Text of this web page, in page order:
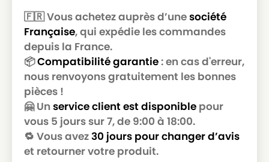
🇫🇷 Vous achetez auprès d’unesociété
Française, qui expédie les commandes
depuis la France.
📦Compatibilité garantie: en cas d'erreur,
nous renvoyons gratuitement les bonnes
pièces !
🤗 Un service client est disponible pour
vous 5 jours sur 7, de 9:00 à 18:00.
🔁 Vous avez30 jours pour changer d’avis
et retourner votre produit.